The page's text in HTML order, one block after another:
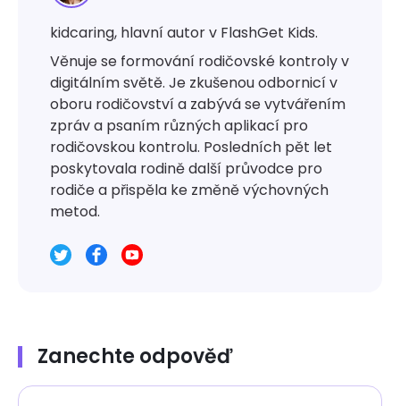
kidcaring, hlavní autor v FlashGet Kids.
Věnuje se formování rodičovské kontroly v
digitálním světě. Je zkušenou odbornicí v
oboru rodičovství a zabývá se vytvářením
zpráv a psaním různých aplikací pro
rodičovskou kontrolu. Posledních pět let
poskytovala rodině další průvodce pro
rodiče a přispěla ke změně výchovných
metod.
Zanechte odpověď